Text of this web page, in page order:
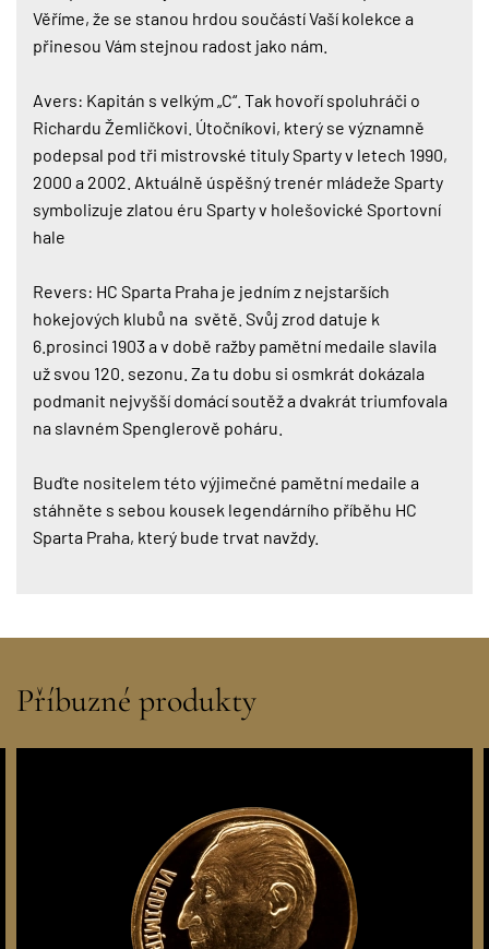
Věříme, že se stanou hrdou součástí Vaší kolekce a
přinesou Vám stejnou radost jako nám.
Avers: Kapitán s velkým „C“. Tak hovoří spoluhráči o
Richardu Žemličkovi. Útočníkovi, který se významně
podepsal pod tři mistrovské tituly Sparty v letech 1990,
2000 a 2002. Aktuálně úspěšný trenér mládeže Sparty
symbolizuje zlatou éru Sparty v holešovické Sportovní
hale
Revers: HC Sparta Praha je jedním z nejstarších
hokejových klubů na světě. Svůj zrod datuje k
6.prosinci 1903 a v době ražby pamětní medaile slavila
už svou 120. sezonu. Za tu dobu si osmkrát dokázala
podmanit nejvyšší domácí soutěž a dvakrát triumfovala
na slavném Spenglerově poháru.
Buďte nositelem této výjimečné pamětní medaile a
stáhněte s sebou kousek legendárního příběhu HC
Sparta Praha, který bude trvat navždy.
Příbuzné produkty